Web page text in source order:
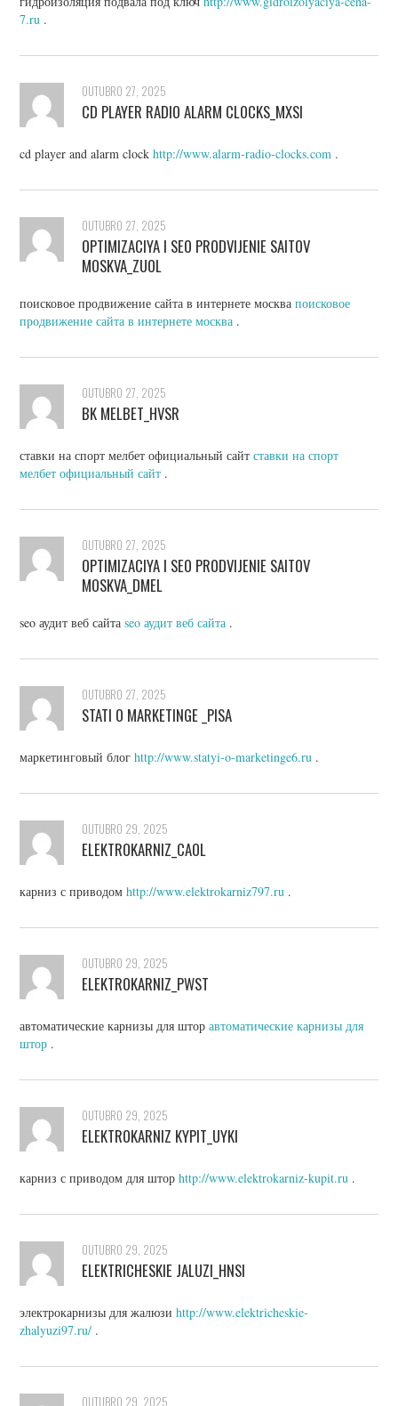
7.ru .
OUTUBRO 27, 2025
CD PLAYER RADIO ALARM CLOCKS_MXSI
cd player and alarm clockhttp://www.alarm-radio-clocks.com .
OUTUBRO 27, 2025
OPTIMIZACIYA I SEO PRODVIJENIE SAITOV
MOSKVA_ZUOL
поисковое продвижение сайта в интернете москвапоисковое
продвижение сайта в интернете москва .
OUTUBRO 27, 2025
BK MELBET_HVSR
ставки на спорт мелбет официальный сайтставки на спорт
мелбет официальный сайт .
OUTUBRO 27, 2025
OPTIMIZACIYA I SEO PRODVIJENIE SAITOV
MOSKVA_DMEL
seo аудит веб сайтаseo аудит веб сайта .
OUTUBRO 27, 2025
STATI O MARKETINGE _PISA
маркетинговый блогhttp://www.statyi-o-marketinge6.ru .
OUTUBRO 29, 2025
ELEKTROKARNIZ_CAOL
карниз с приводомhttp://www.elektrokarniz797.ru .
OUTUBRO 29, 2025
ELEKTROKARNIZ_PWST
автоматические карнизы для шторавтоматические карнизы для
штор .
OUTUBRO 29, 2025
ELEKTROKARNIZ KYPIT_UYKI
карниз с приводом для шторhttp://www.elektrokarniz-kupit.ru .
OUTUBRO 29, 2025
ELEKTRICHESKIE JALUZI_HNSI
электрокарнизы для жалюзиhttp://www.elektricheskie-
zhalyuzi97.ru/ .
OUTUBRO 29, 2025